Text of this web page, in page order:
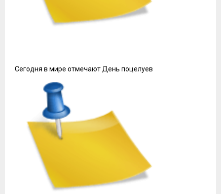
Сегодня в мире отмечают День поцелуев